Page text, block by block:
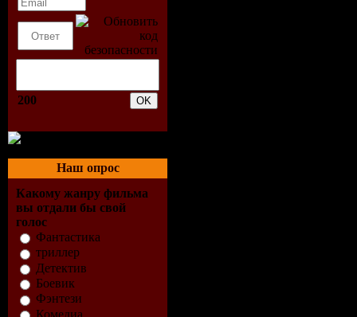
200
Наш опрос
Какому жанру фильма
вы отдали бы свой
голос
Фантастика
триллер
Детектив
Боевик
Фэнтези
Комедиа